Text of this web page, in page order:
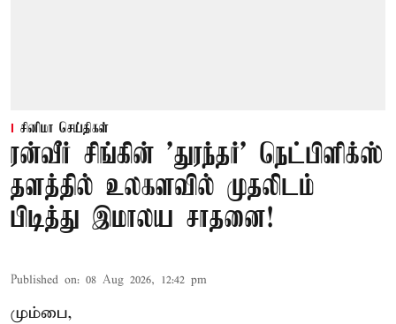
சினிமா செய்திகள்
ரன்வீர் சிங்கின் 'துரந்தர்' நெட்பிளிக்ஸ்
தளத்தில் உலகளவில் முதலிடம்
பிடித்து இமாலய சாதனை!
Published on: 08 Aug 2026, 12:42 pm
மும்பை,